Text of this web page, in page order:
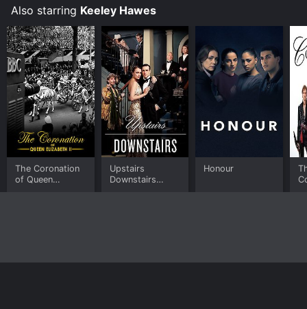
Also starring Keeley Hawes
The Coronation
of Queen
Upstairs
Downstairs
Honour